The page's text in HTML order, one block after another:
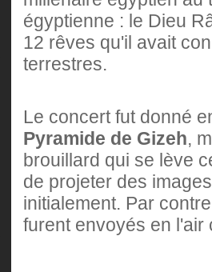
égyptienne : le Dieu
12 rêves qu'il avait
terrestres.
Le concert fut donné
Pyramide de Gizeh,
brouillard qui se lève
de projeter des
initialement. Par
furent envoyés en l'air